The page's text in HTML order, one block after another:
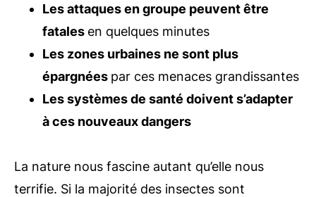
Les attaques en groupe peuvent être
fatales en quelques minutes
Les zones urbaines ne sont plus
épargnées par ces menaces grandissantes
Les systèmes de santé doivent s’adapter
à ces nouveaux dangers
La nature nous fascine autant qu’elle nous
terrifie. Si la majorité des insectes sont